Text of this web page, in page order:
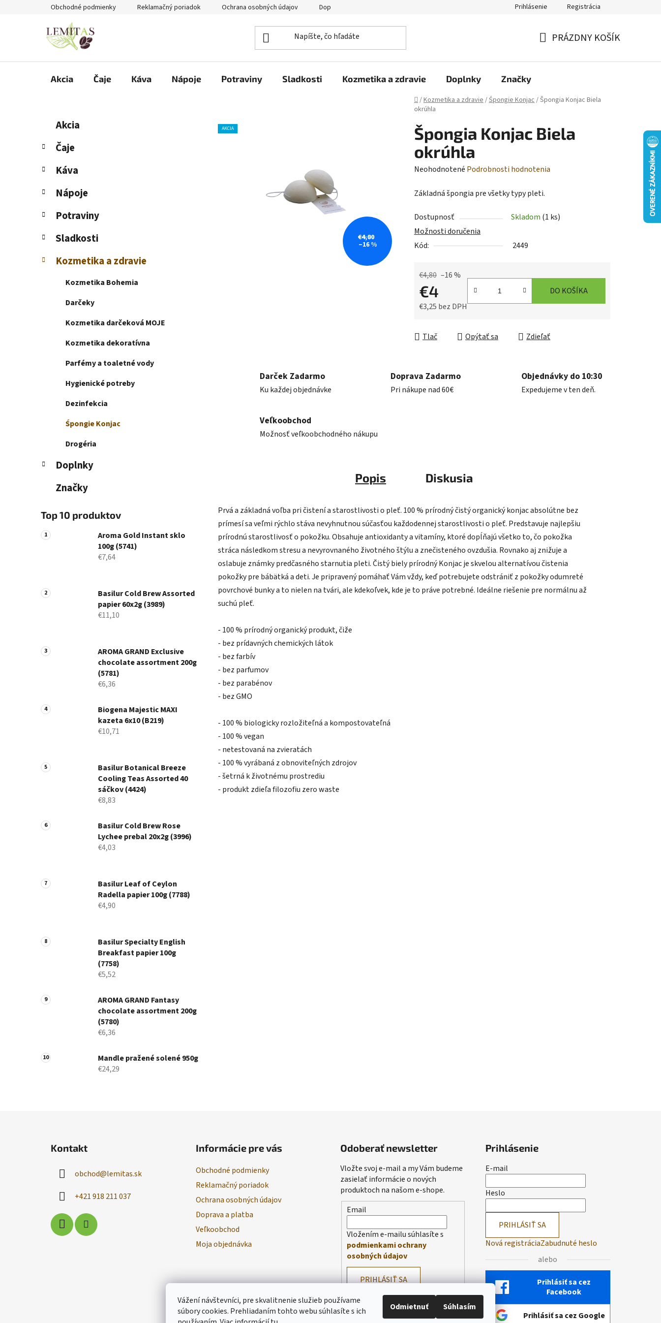
Vážení návštevníci, pre skvalitnenie služieb používame
súbory cookies. Prehliadaním tohto webu súhlasíte s ich
Odmietnuť Súhlasím
Obchodné podmienky Reklamačný poriadok Ochrana osobných údajov Doprava a platba Prihlásenie Registrácia
PRÁZDNY KOŠÍK
Akcia Čaje Káva Nápoje Potraviny Sladkosti Kozmetika a zdravie Doplnky Značky
Domov
/Kozmetika a zdravie/Śpongie Konjac/Špongia Konjac Biela
okrúhla
č
ý
a
n
l
Preskočiť
kategórie
e
ó
i
Akcia
Čaje
Káva
Nápoje
Potraviny
Sladkosti
Kozmetika a zdravie
Kozmetika Bohemia
Darčeky
Kozmetika darčeková MOJE
Kozmetika dekoratívna
Parfémy a toaletné vody
Hygienické potreby
Dezinfekcia
Śpongie Konjac
Drogéria
Doplnky
Značky
Top 10 produktov
Aroma Gold Instant sklo
100g (5741)
€7,64
Basilur Cold Brew Assorted
papier 60x2g (3989)
€11,10
AROMA GRAND Exclusive
chocolate assortment 200g
(5781)
€6,36
Biogena Majestic MAXI
kazeta 6x10 (B219)
€10,71
Basilur Botanical Breeze
Cooling Teas Assorted 40
sáčkov (4424)
€8,83
Basilur Cold Brew Rose
Lychee prebal 20x2g (3996)
€4,03
Basilur Leaf of Ceylon
Radella papier 100g (7788)
€4,90
Basilur Specialty English
Breakfast papier 100g
(7758)
€5,52
AROMA GRAND Fantasy
chocolate assortment 200g
(5780)
€6,36
Mandle pražené solené 950g
€24,29
Špongia Konjac Biela
okrúhla
Priemerné
produktu
0,0
z
5
Neohodnotené Podrobnosti hodnotenia
Základná špongia pre všetky typy pleti.
Dostupnosť Skladom (1 ks)
Možnosti doručenia
Kód:
2449
€4,80 –16 %
€4
€3,25 bez DPH
DO KOŠÍKA
Tlač Opýtať sa Zdieľať
AKCIA
€4,80
–16 %
Darček Zadarmo
Ku každej objednávke
Doprava Zadarmo
Pri nákupe nad 60€
Objednávky do 10:30
Expedujeme v ten deň.
Veľkoobchod
Možnosť veľkoobchodného nákupu
Popis Diskusia
Prvá a základná voľba pri čistení a starostlivosti o pleť. 100 % prírodný čistý organický konjac absolútne bez
prímesí sa veľmi rýchlo stáva nevyhnutnou súčasťou každodennej starostlivosti o pleť. Predstavuje najlepšiu
prírodnú starostlivosť o pokožku. Obsahuje antioxidanty a vitamíny, ktoré dopĺňajú všetko to, čo pokožka
stráca následkom stresu a nevyrovnaného životného štýlu a znečisteného ovzdušia. Rovnako aj znižuje a
oslabuje známky predčasného starnutia pleti. Čistý biely prírodný Konjac je skvelou alternatívou čistenia
pokožky pre bábätká a deti. Je pripravený pomáhať Vám vždy, keď potrebujete odstrániť z pokožky odumreté
povrchové bunky a to nielen na tvári, ale kdekoľvek, kde je to práve potrebné. Ideálne riešenie pre normálnu až
suchú pleť.
- 100 % prírodný organický produkt, čiže
- bez prídavných chemických látok
- bez farbív
- bez parfumov
- bez parabénov
- bez GMO
- 100 % biologicky rozložiteľná a kompostovateľná
- 100 % vegan
- netestovaná na zvieratách
- 100 % vyrábaná z obnoviteľných zdrojov
- šetrná k životnému prostrediu
- produkt zdieľa filozofiu zero waste
Kontakt
obchod@lemitas.sk
+421 918 211 037
Informácie pre vás
Obchodné podmienky
Reklamačný poriadok
Ochrana osobných údajov
Doprava a platba
Veľkoobchod
Moja objednávka
Odoberať newsletter
Vložte svoj e-mail a my Vám budeme
zasielať informácie o nových
produktoch na našom e-shope.
Email
Vložením e-mailu súhlasíte s
podmienkami ochrany
osobných údajov
PRIHLÁSIŤ SA
Prihlásenie
E-mail
Heslo
PRIHLÁSIŤ SA
Nová registráciaZabudnuté heslo
alebo
Prihlásiť sa cez
Facebook
Prihlásiť sa cez Google